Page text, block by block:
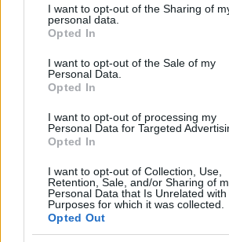
not limited to your visit or usage
grant or deny consent to Google and its
use your data for below specified
consent section.
I want to opt-out of the Sharing of
personal data.
Opted In
I want to opt-out of the Sale of my
Personal Data.
Opted In
I want to opt-out of processing my
Personal Data for Targeted
Opted In
I want to opt-out of Collection, Use,
Retention, Sale, and/or Sharing of
Personal Data that Is Unrelated
Purposes for which it was collected.
Opted Out
Cómo elegir una carrera
emergentes y competencias
Descubre cómo elegir la mejor opción en
CIENCIA Y TECNOLOGÍA